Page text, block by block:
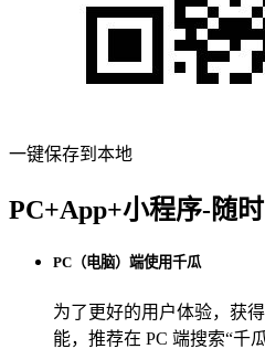
一键保存到本地
PC+App+小程序-随
PC（电脑）端使用千瓜
为了更好的用户体验，获
能，推荐在 PC 端搜索“千